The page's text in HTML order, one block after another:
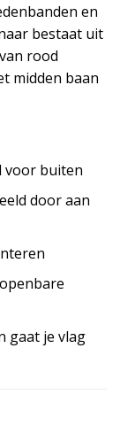
en
bestaat uit
rood
midden baan
voor buiten
door aan
gaat je vlag